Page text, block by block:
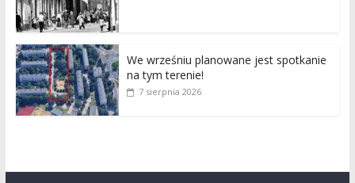
We wrześniu planowane jest spotkanie
na tym terenie!
7 sierpnia 2026